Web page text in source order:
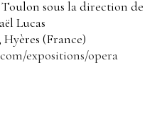
sous la direction de
Lucas
(France)
expositions/opera